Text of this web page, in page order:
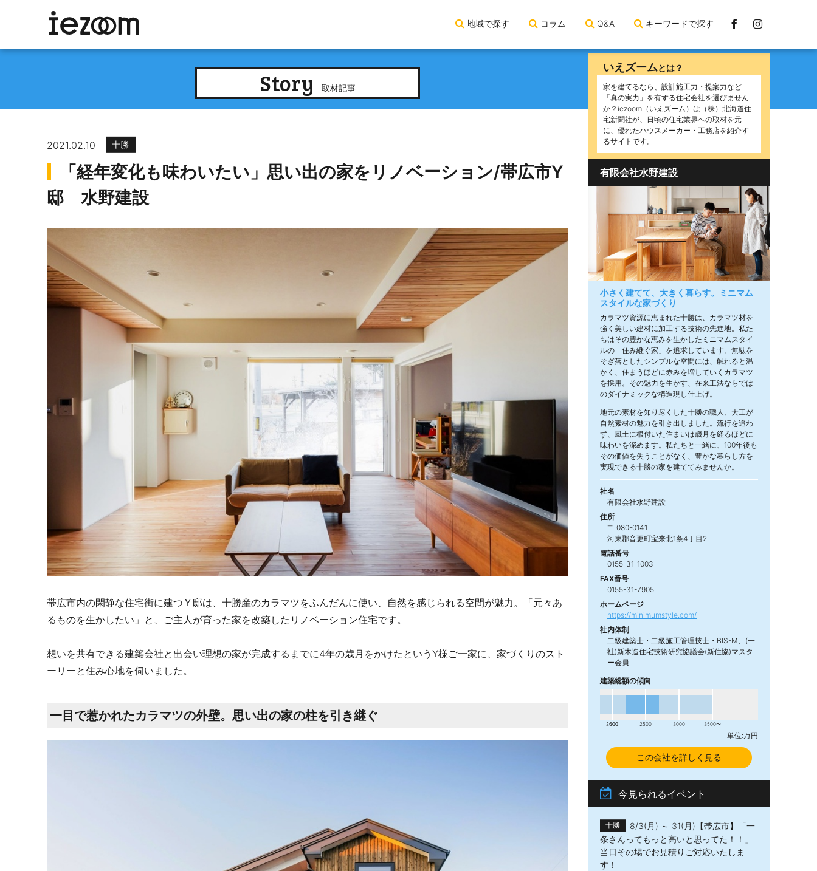
Facebook
ジ
Instagram
地域で探す コラム Q&A キーワードで探す
Story 取材記事
2021.02.10 十勝
「経年変化も味わいたい」思い出の家をリノベーション/帯広市Y
邸 水野建設
帯広市内の閑静な住宅街に建つＹ邸は、十勝産のカラマツをふんだんに使い、自然を感じられる空間が魅力。「元々あ
るものを生かしたい」と、ご主人が育った家を改築したリノベーション住宅です。
想いを共有できる建築会社と出会い理想の家が完成するまでに4年の歳月をかけたというY様ご一家に、家づくりのスト
ーリーと住み心地を伺いました。
一目で惹かれたカラマツの外壁。思い出の家の柱を引き継ぐ
いえズームとは？
家を建てるなら、設計施工力・提案力など
「真の実力」を有する住宅会社を選びません
か？iezoom（いえズーム）は（株）北海道住
宅新聞社が、日頃の住宅業界への取材を元
に、優れたハウスメーカー・工務店を紹介す
るサイトです。
有限会社水野建設
小さく建てて、大きく暮らす。ミニマム
スタイルな家づくり
カラマツ資源に恵まれた十勝は、カラマツ材を
強く美しい建材に加工する技術の先進地。私た
ちはその豊かな恵みを生かしたミニマムスタイ
ルの「住み継ぐ家」を追求しています。無駄を
そぎ落としたシンプルな空間には、触れると温
かく、住まうほどに赤みを増していくカラマツ
を採用。その魅力を生かす、在来工法ならでは
のダイナミックな構造現し仕上げ。
地元の素材を知り尽くした十勝の職人、大工が
自然素材の魅力を引き出しました。流行を追わ
ず、風土に根付いた住まいは歳月を経るほどに
味わいを深めます。私たちと一緒に、100年後も
その価値を失うことがなく、豊かな暮らし方を
実現できる十勝の家を建ててみませんか。
社名
有限会社水野建設
住所
〒 080-0141
河東郡音更町宝来北1条4丁目2
電話番号
0155-31-1003
FAX番号
0155-31-7905
ホームページ
https://minimumstyle.com/
社内体制
二級建築士・二級施工管理技士・BIS-M、(一
社)新木造住宅技術研究協議会(新住協)マスタ
ー会員
建築総額の傾向
1500
2000 2500 3000 3500〜
単位:万円
この会社を詳しく見る
今見られるイベント
十勝
8/3(月) ～ 31(月)【帯広市】「一
条さんってもっと高いと思ってた！！」
当日その場でお見積りご対応いたしま
す！